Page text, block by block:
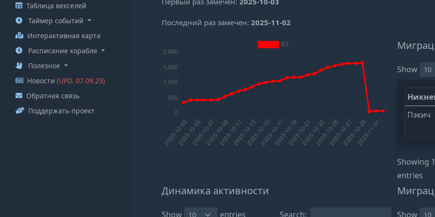
Таблица векселей
Таймер событий
Интерактивная карта
Расписание корабля
Полезное
Новости (UPD. 07.09.25)
Обратная связь
Поддержать проект
Последний раз замечен: 2025-11-02
Show
Пэкич
Showing
entries
Динамика активности
Show entries Search: Show